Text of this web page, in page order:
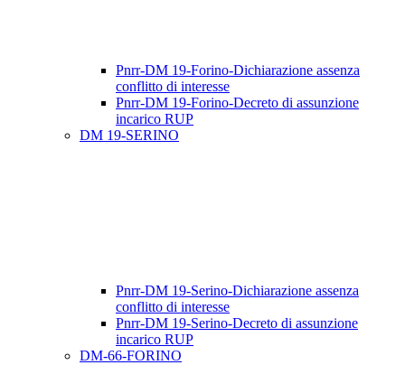
Pnrr-DM 19-Forino-Dichiarazione assenza
conflitto di interesse
Pnrr-DM 19-Forino-Decreto di assunzione
incarico RUP
DM 19-SERINO
Pnrr-DM 19-Serino-Dichiarazione assenza
conflitto di interesse
Pnrr-DM 19-Serino-Decreto di assunzione
incarico RUP
DM-66-FORINO